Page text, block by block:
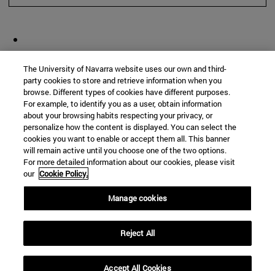
The University of Navarra website uses our own and third-
party cookies to store and retrieve information when you
browse. Different types of cookies have different purposes.
For example, to identify you as a user, obtain information
about your browsing habits respecting your privacy, or
personalize how the content is displayed. You can select the
cookies you want to enable or accept them all. This banner
will remain active until you choose one of the two options.
For more detailed information about our cookies, please visit
our Cookie Policy.
Manage cookies
Reject All
Accept All Cookies